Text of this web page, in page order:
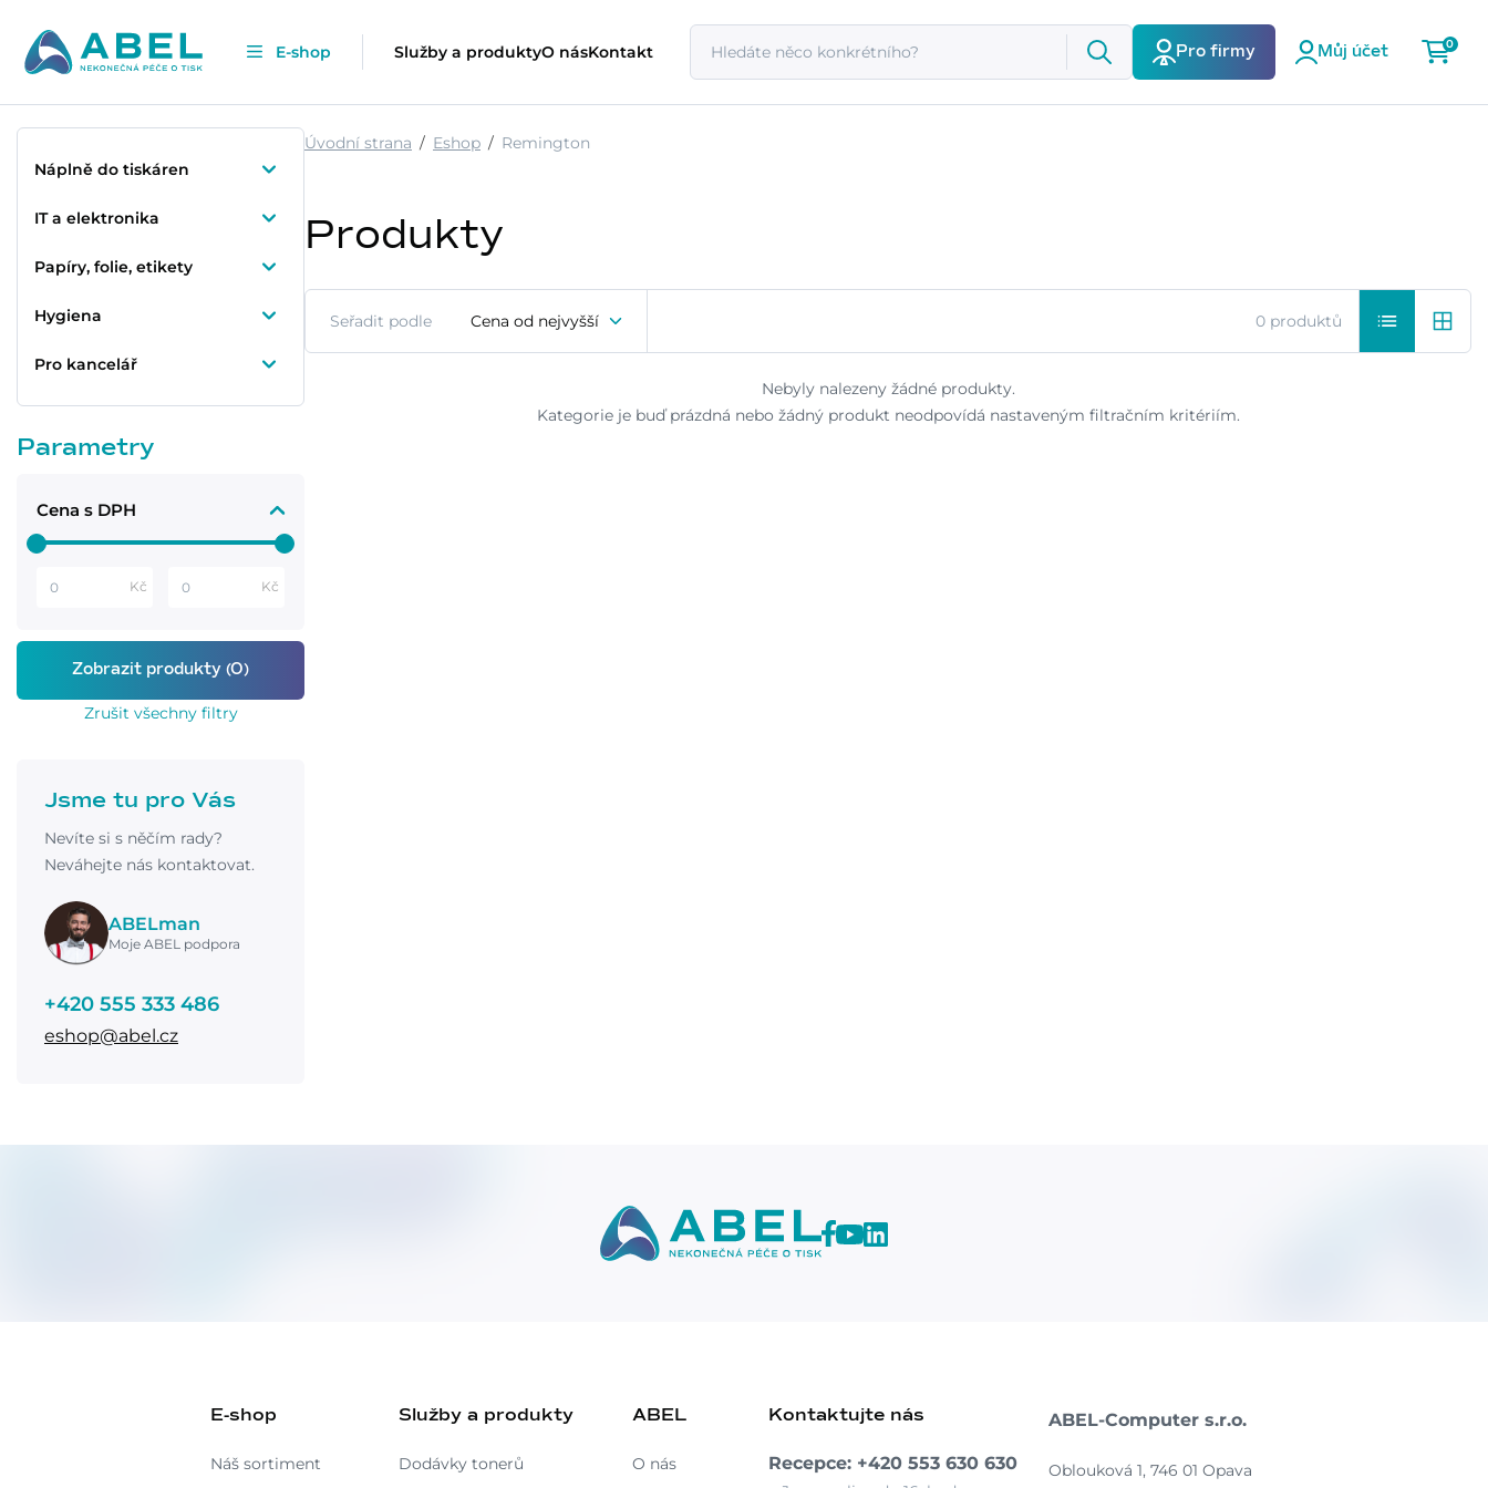
E-shop Služby a produktyO násKontakt Pro firmy Můj účet
0
Náplně do tiskáren
IT a elektronika
Papíry, folie, etikety
Hygiena
Pro kancelář
Parametry
Cena s DPH
Kč Kč
Zrušit všechny filtry
Jsme tu pro Vás
Nevíte si s něčím rady?
Neváhejte nás kontaktovat.
ABELman
Moje ABEL podpora
+420 555 333 486
eshop@abel.cz
Úvodní strana Eshop Remington
Produkty
Seřadit podle Cena od nejvyšší 0 produktů
Nebyly nalezeny žádné produkty.
Kategorie je buď prázdná nebo žádný produkt neodpovídá nastaveným filtračním kritériím.
E-shop
Náš sortiment
Služby a produkty
Dodávky tonerů
ABEL
O nás
Kontaktujte nás
Recepce: +420 553 630 630
ABEL-Computer s.r.o.
Oblouková 1, 746 01 Opava